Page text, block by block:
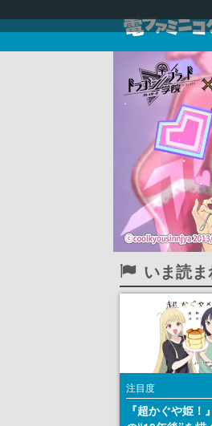
いま読
注目度
『超かぐや姫！